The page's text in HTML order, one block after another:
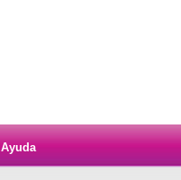
Ayuda